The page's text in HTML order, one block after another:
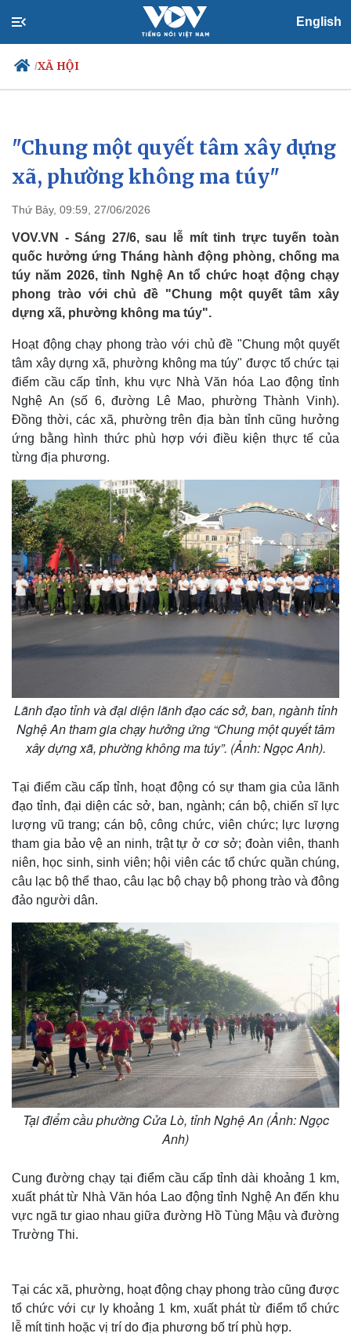
English
/XÃ HỘI
Chính trị
Đảng
Tổ chức nhân sự
Nhận diện sự thật
Xã hội
Dự báo thời tiết
Việc làm
Biển đảo
Quan sát
Cuộc sống đó đây
Hồ sơ
Video
Ảnh
E-Magazine
"Chung một quyết tâm xây dựng
xã, phường không ma túy"
Thứ Bảy, 09:59, 27/06/2026
VOV.VN - Sáng 27/6, sau lễ mít tinh trực tuyến toàn
quốc hưởng ứng Tháng hành động phòng, chống ma
túy năm 2026, tỉnh Nghệ An tổ chức hoạt động chạy
phong trào với chủ đề "Chung một quyết tâm xây
dựng xã, phường không ma túy".
Hoạt động chạy phong trào với chủ đề "Chung một quyết
tâm xây dựng xã, phường không ma túy" được tổ chức tại
điểm cầu cấp tỉnh, khu vực Nhà Văn hóa Lao động tỉnh
Nghệ An (số 6, đường Lê Mao, phường Thành Vinh).
Đồng thời, các xã, phường trên địa bàn tỉnh cũng hưởng
ứng bằng hình thức phù hợp với điều kiện thực tế của
từng địa phương.
Lãnh đạo tỉnh và đại diện lãnh đạo các sở, ban, ngành tỉnh
Nghệ An tham gia chạy hưởng ứng “Chung một quyết tâm
xây dựng xã, phường không ma túy”. (Ảnh: Ngọc Anh).
Tại điểm cầu cấp tỉnh, hoạt động có sự tham gia của lãnh
đạo tỉnh, đại diện các sở, ban, ngành; cán bộ, chiến sĩ lực
lượng vũ trang; cán bộ, công chức, viên chức; lực lượng
tham gia bảo vệ an ninh, trật tự ở cơ sở; đoàn viên, thanh
niên, học sinh, sinh viên; hội viên các tổ chức quần chúng,
câu lạc bộ thể thao, câu lạc bộ chạy bộ phong trào và đông
đảo người dân.
Tại điểm cầu phường Cửa Lò, tỉnh Nghệ An (Ảnh: Ngọc
Anh)
Cung đường chạy tại điểm cầu cấp tỉnh dài khoảng 1 km,
xuất phát từ Nhà Văn hóa Lao động tỉnh Nghệ An đến khu
vực ngã tư giao nhau giữa đường Hồ Tùng Mậu và đường
Trường Thi.
Tại các xã, phường, hoạt động chạy phong trào cũng được
tổ chức với cự ly khoảng 1 km, xuất phát từ điểm tổ chức
lễ mít tinh hoặc vị trí do địa phương bố trí phù hợp.